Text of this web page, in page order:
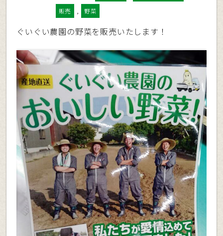
販売 , 野菜
ぐいぐい農園の野菜を販売いたします！